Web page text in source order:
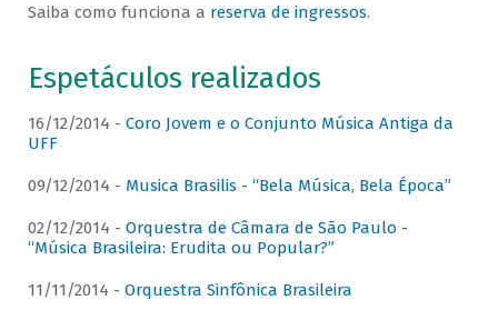
Saiba como funciona a reserva de ingressos.
Espetáculos realizados
16/12/2014 - Coro Jovem e o Conjunto Música Antiga da
UFF
09/12/2014 - Musica Brasilis - “Bela Música, Bela Época”
02/12/2014 - Orquestra de Câmara de São Paulo -
“Música Brasileira: Erudita ou Popular?”
11/11/2014 - Orquestra Sinfônica Brasileira